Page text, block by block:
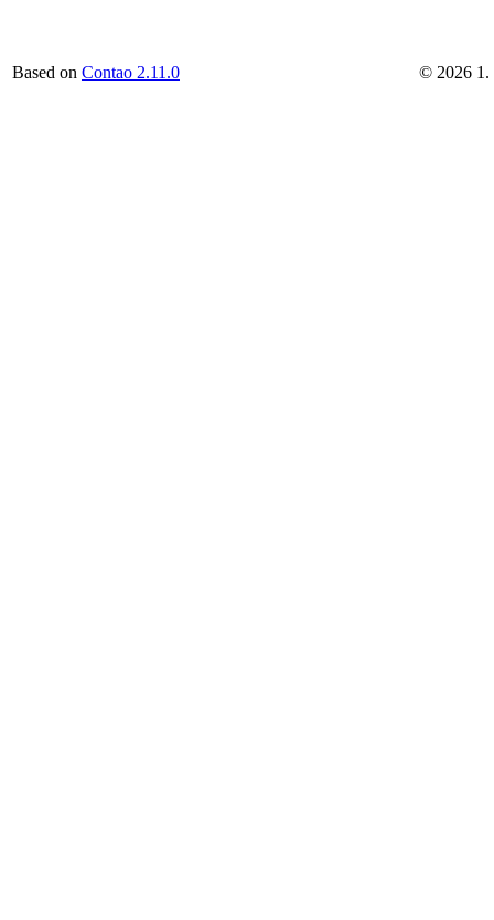
Based on Contao 2.11.0 © 2026